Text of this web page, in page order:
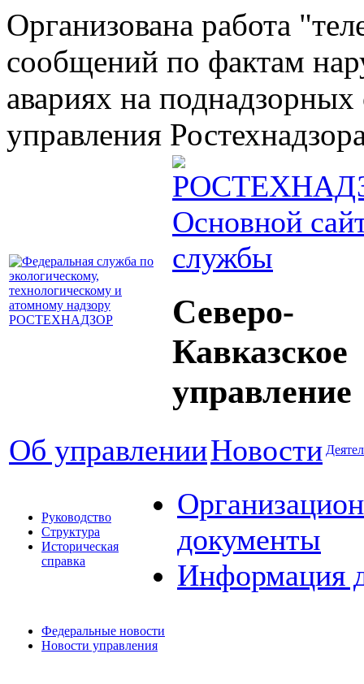
Организована работа
сообщений по фактам
авариях на поднадзорных
управления
Основной
службы
Северо-
Кавказское
управление
Об управленииНовости
Руководство
Структура
Историческая
справка
документы
Информация
Федеральные новости
Новости управления